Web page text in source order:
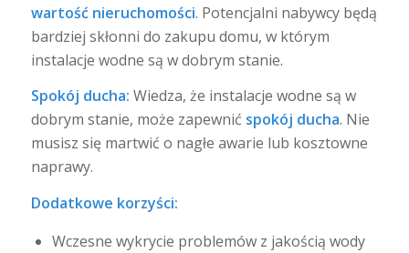
wartość nieruchomości. Potencjalni nabywcy będą
bardziej skłonni do zakupu domu, w którym
instalacje wodne są w dobrym stanie.
Spokój ducha: Wiedza, że instalacje wodne są w
dobrym stanie, może zapewnić spokój ducha. Nie
musisz się martwić o nagłe awarie lub kosztowne
naprawy.
Dodatkowe korzyści:
Wczesne wykrycie problemów z jakością wody